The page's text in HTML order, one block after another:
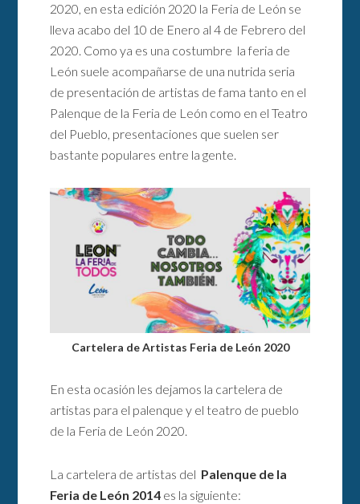
2020, en esta edición 2020 la Feria de León se
lleva acabo del 10 de Enero al 4 de Febrero del
2020. Como ya es una costumbre la feria de
León suele acompañarse de una nutrida seria
de presentación de artistas de fama tanto en el
Palenque de la Feria de León como en el Teatro
del Pueblo, presentaciones que suelen ser
bastante populares entre la gente.
Cartelera de Artistas Feria de León 2020
En esta ocasión les dejamos la cartelera de
artistas para el palenque y el teatro de pueblo
de la Feria de León 2020.
La cartelera de artistas del Palenque de la
Feria de León 2014 es la siguiente: